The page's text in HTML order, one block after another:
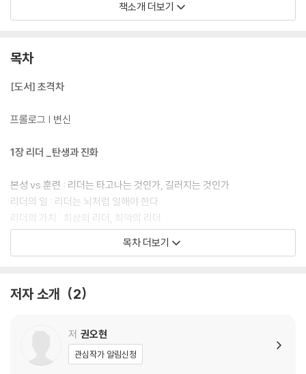
위해 삼성전자 권오현 회장이 2년간의 침묵을 깨고 다시 돌아왔다. 『초격
차 : 리더의 질문』에서는 ‘리더’, ‘혁신’, ‘문화’ 3개 장, 리더들과의 만남에서
화에서 탄생하며, 리더는 이런 기업 문화를 만들어나가는 주체가 되어야
책소개 더보기
목차
[도서] 초격차
프롤로그 | 변신
1장 리더 _탄생과 진화
본성 vs 훈련 : 리더는 타고나는 것인가, 길러지는 것인가
리더의 일 : 리더는 뇌처럼 일해야 한다
리더의 가치 : 최상의 리더, 최악의 리더
변화와 변신 : 미래를 대비하는 선제적 준비
리더의 시간 : 일하는 시간 vs 생각하는 시간
조직도 : 사람을 채우기 전에 조직도부터 그려라
적임자 : 누구를, 어디에, 언제, 어떻게 채울 것인가?
목차 더보기
저자 소개 2
저 권오현
관심작가 알림신청